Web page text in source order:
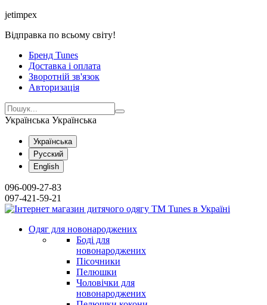
jetimpex
Відправка по всьому світу!
Бренд Tunes
Доставка і оплата
Зворотній зв'язок
Авторизація
Українська Українська
Українська
Русский
English
096-009-27-83
097-421-59-21
Одяг для новонароджених
Боді для
новонароджених
Пісочники
Пелюшки
Чоловічки для
новонароджених